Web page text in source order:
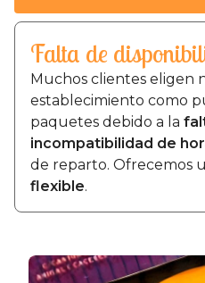
Falta de
Muchos clientes eligen
establecimiento como
paquetes debido a la
incompatibilidad de
de reparto. Ofrecemos
flexible.